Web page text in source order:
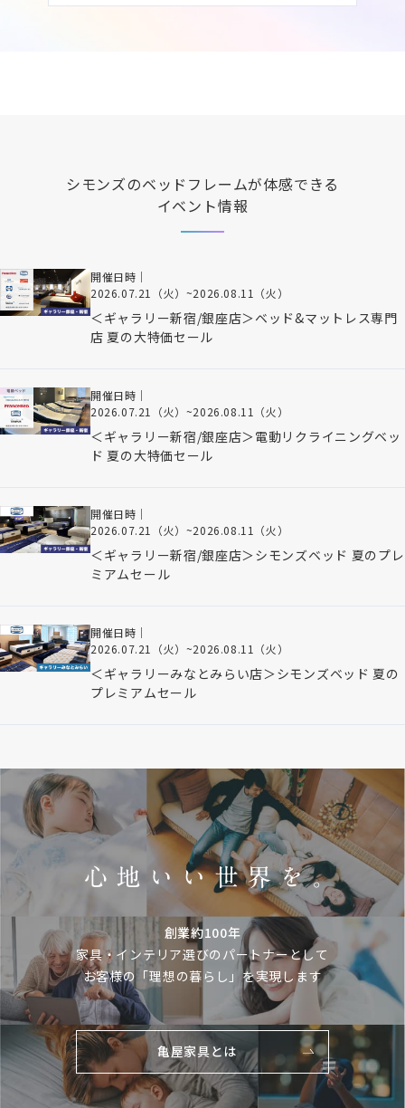
シモンズのベッドフレームが体感できる
イベント情報
開催日時｜
2026.07.21（火） ~2026.08.11（火）
＜ギャラリー新宿/銀座店＞ベッド&マットレス専門
店 夏の大特価セール
開催日時｜
2026.07.21（火） ~2026.08.11（火）
＜ギャラリー新宿/銀座店＞電動リクライニングベッ
ド 夏の大特価セール
開催日時｜
2026.07.21（火） ~2026.08.11（火）
＜ギャラリー新宿/銀座店＞シモンズベッド 夏のプレ
ミアムセール
開催日時｜
2026.07.21（火） ~2026.08.11（火）
＜ギャラリーみなとみらい店＞シモンズベッド 夏の
プレミアムセール
創業約100年
家具・インテリア選びのパートナーとして
お客様の「理想の暮らし」を実現します
亀屋家具とは